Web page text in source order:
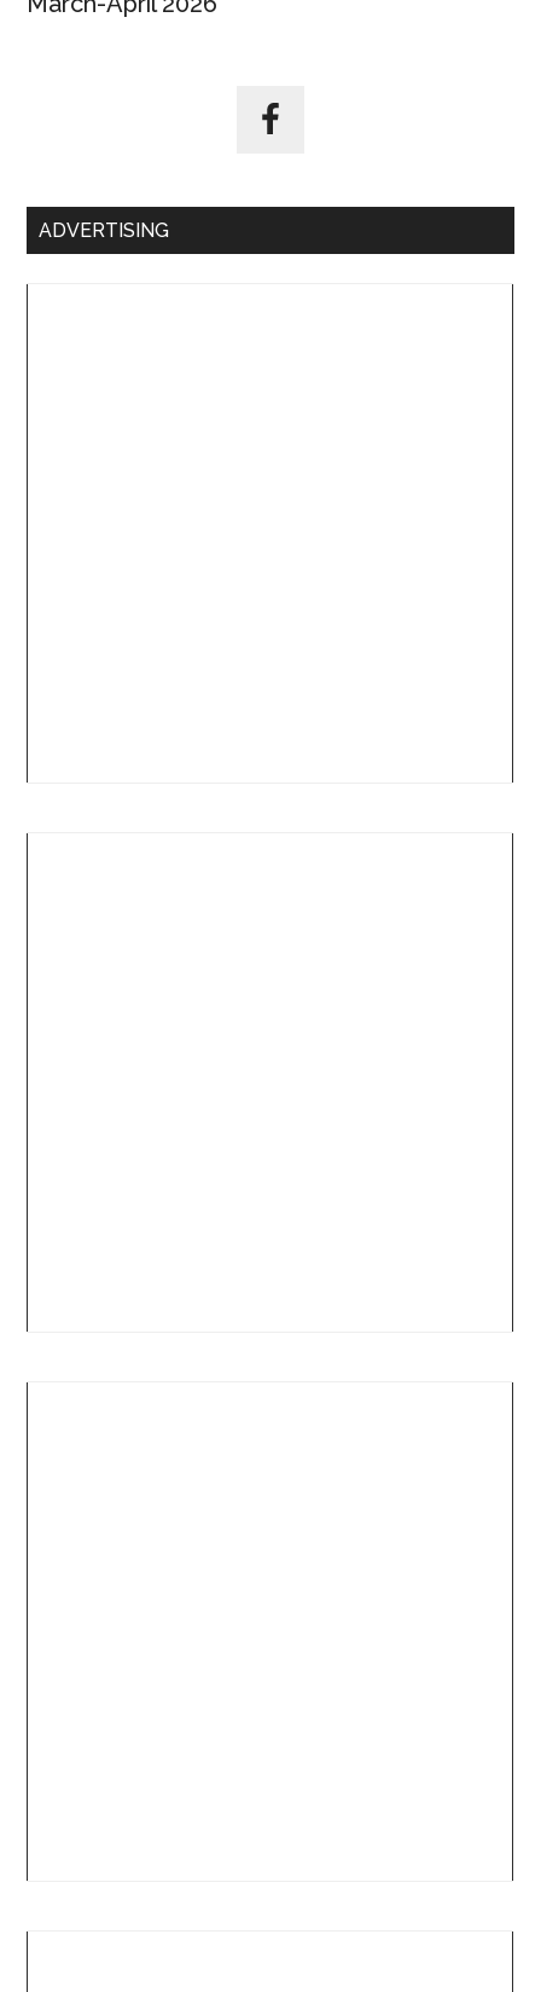
ADVERTISING